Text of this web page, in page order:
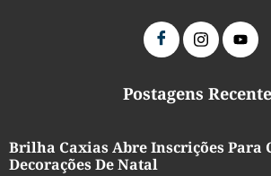
Postagens
Brilha Caxias Abre Inscrições Para
Decorações De Natal